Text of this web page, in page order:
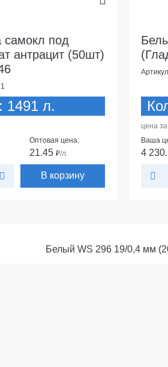
самокл под
антрацит (50шт)
1491 л.
Оптовая цена:
21.45₽/л.
В корзину
цена
Ваша
4
Белый WS 296 19/0,4 мм